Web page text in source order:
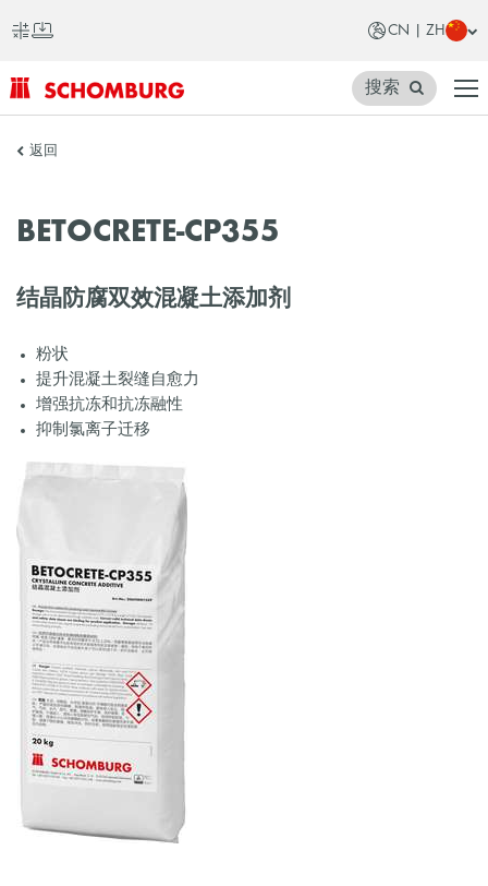
CN | ZH
SCHOMBURG
国
搜索
返回
BETOCRETE-CP355
结晶防腐双效混凝土添加剂
粉状
提升混凝土裂缝自愈力
增强抗冻和抗冻融性
抑制氯离子迁移